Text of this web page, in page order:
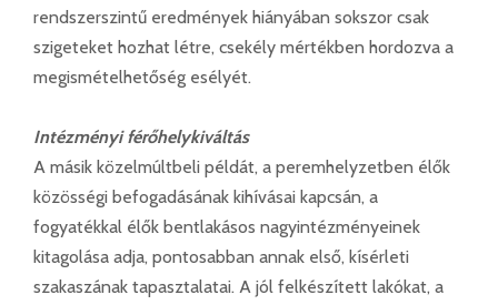
rendszerszintű eredmények hiányában sokszor csak
szigeteket hozhat létre, csekély mértékben hordozva a
megismételhetőség esélyét.
Intézményi férőhelykiváltás
A másik közelmúltbeli példát, a peremhelyzetben élők
közösségi befogadásának kihívásai kapcsán, a
fogyatékkal élők bentlakásos nagyintézményeinek
kitagolása adja, pontosabban annak első, kísérleti
szakaszának tapasztalatai. A jól felkészített lakókat, a